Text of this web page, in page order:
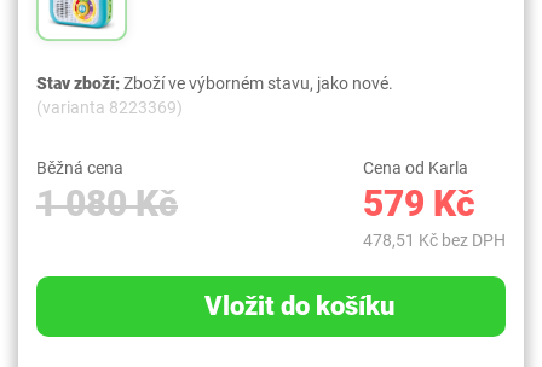
Stav zboží:Zboží ve výborném stavu, jako nové.
(varianta 8223369)
Běžná cena
1 080 Kč
Cena od Karla
579 Kč
478,51 Kč bez DPH
Vložit do košíku